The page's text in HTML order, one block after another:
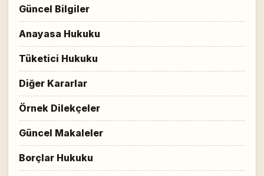
Güncel Bilgiler
Anayasa Hukuku
Tüketici Hukuku
Diğer Kararlar
Örnek Dilekçeler
Güncel Makaleler
Borçlar Hukuku